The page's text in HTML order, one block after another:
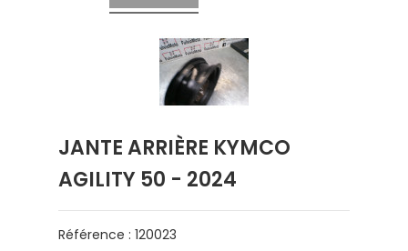
JANTE ARRIÈRE KYMCO
AGILITY 50 - 2024
Référence : 120023